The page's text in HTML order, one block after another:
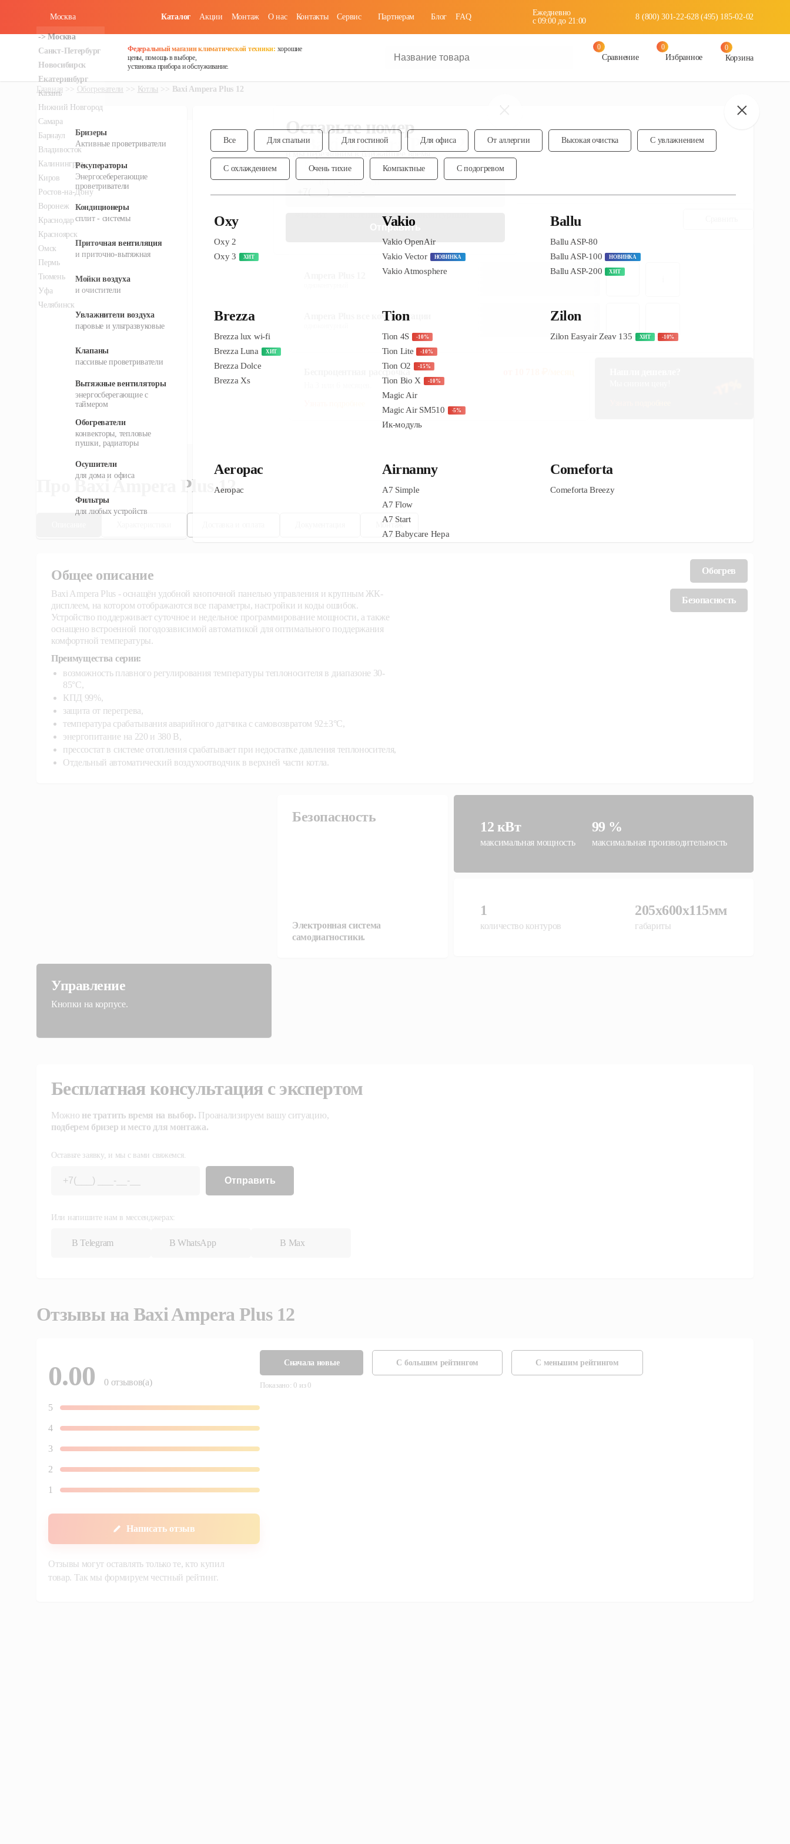
Москва Каталог Акции Монтаж О нас Контакты Cервис Партнерам Блог FAQ
Ежедневно
c 09:00 до 21:00
8 (800) 301-22-628 (495) 185-02-02
Федеральный магазин климатической техники: хорошие
цены, помощь в выборе,
установка прибора и обслуживание.
0
Сравнение
0
Избранное
0
Корзина
Главная Обогреватели Котлы Baxi Ampera Plus 12
Baxi Ampera Plus 12
Котлы
0 | 0отзывов(а)
настенный # одноконтурный
уточняйте о
Ampera Plus все комплектации
уточняйте о
Беспроцентная рассрочка
Baxi Ampera Plus 12
Монтаж
Общее описание
Baxi Ampera Plus - оснащён удобной кнопочной панелью управления и крупным ЖК-
дисплеем, на котором отображаются все параметры, настройки и коды ошибок.
Устройство поддерживает суточное и недельное программирование мощности, а также
оснащено встроенной погодозависимой автоматикой для оптимального поддержания
комфортной температуры.
Преимущества серии:
возможность плавного регулирования температуры теплоносителя в диапазоне 30-
85°С,
КПД 99%,
защита от перегрева,
температура срабатывания аварийного датчика с самовозвратом 92±3°С,
энергопитание на 220 и 380 В,
прессостат в системе отопления срабатывает при недостатке давления теплоносителя,
Отдельный автоматический воздухоотводчик в верхней части котла.
Обогрев
Безопасность
Безопасность
Электронная система
самодиагностики.
12 кВт
максимальная мощность
99 %
максимальная производительность
1
количество контуров
205x600x115мм
габариты
Управление
Кнопки на корпусе.
Бесплатная консультация с экспертом
Можно не тратить время на выбор. Проанализируем вашу ситуацию,
подберем бризер и место для монтажа.
Оставьте заявку, и мы с вами свяжемся.
Отправить
Или напишите нам в мессенджерах:
В Telegram В WhatsApp В Max
Отзывы на Baxi Ampera Plus 12
0.00 0отзывов(а)
5
4
3
2
1
Написать отзыв
Отзывы могут оставлять только те, кто купил
товар. Так мы формируем честный рейтинг.
Сначала новые С большим рейтингом С меньшим рейтингом
Показано: 0 из 0